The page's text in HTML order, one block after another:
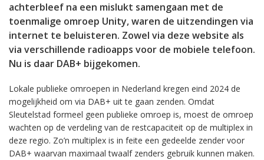
achterbleef na een mislukt samengaan met de
toenmalige omroep Unity, waren de uitzendingen via
internet te beluisteren. Zowel via deze website als
via verschillende radioapps voor de mobiele telefoon.
Nu is daar DAB+ bijgekomen.
Lokale publieke omroepen in Nederland kregen eind 2024 de
mogelijkheid om via DAB+ uit te gaan zenden. Omdat
Sleutelstad formeel geen publieke omroep is, moest de omroep
wachten op de verdeling van de restcapaciteit op de multiplex in
deze regio. Zo’n multiplex is in feite een gedeelde zender voor
DAB+ waarvan maximaal twaalf zenders gebruik kunnen maken.